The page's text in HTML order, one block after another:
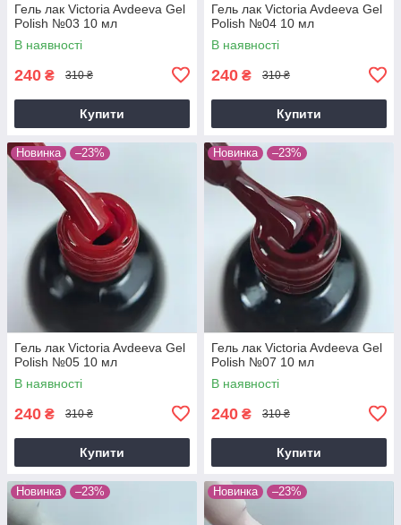
Гель лак Victoria Avdeeva Gel
Polish №03 10 мл
В наявності
240 ₴ 310 ₴
Купити
Гель лак Victoria Avdeeva Gel
Polish №04 10 мл
В наявності
240 ₴ 310 ₴
Купити
Новинка –23%
Гель лак Victoria Avdeeva Gel
Polish №05 10 мл
В наявності
240 ₴ 310 ₴
Купити
Новинка –23%
Гель лак Victoria Avdeeva Gel
Polish №07 10 мл
В наявності
240 ₴ 310 ₴
Купити
Новинка –23% Новинка –23%